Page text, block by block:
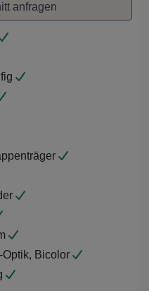
anfragen
Bicolor